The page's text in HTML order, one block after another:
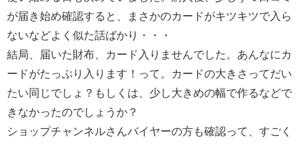
が届き始め確認すると、まさかのカードがキツキツで入ら
ないなどよく似た話ばかり・・・
結局、届いた財布、カード入りませんでした。あんなにカ
ードがたっぷり入ります！って。カードの大きさってだい
たい同じでしょ？もしくは、少し大きめの幅で作るなどで
きなかったのでしょうか？
ショップチャンネルさんバイヤーの方も確認って、すごく